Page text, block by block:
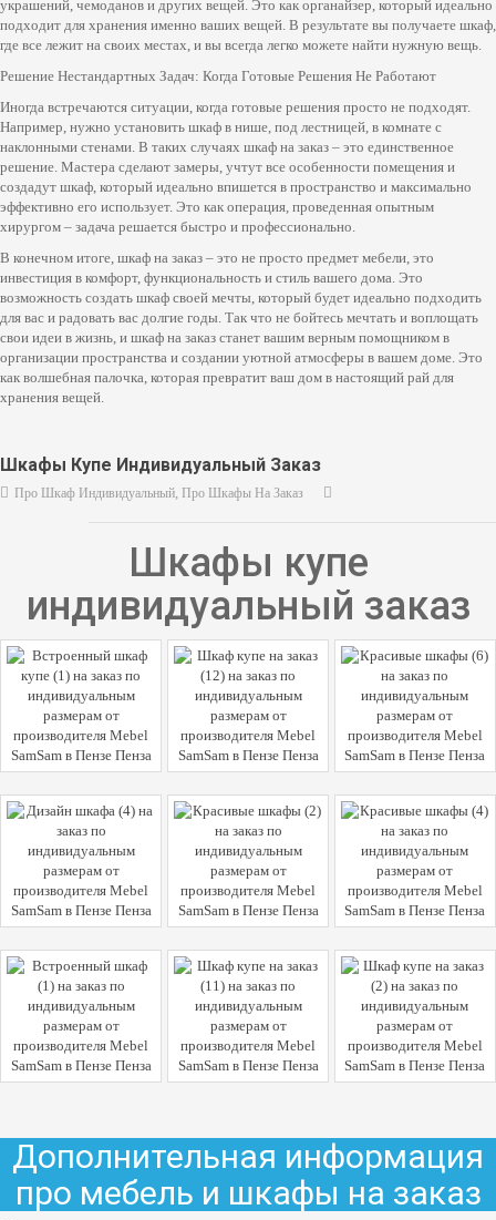
украшений, чемоданов и других вещей. Это как органайзер, который идеально
подходит для хранения именно ваших вещей. В результате вы получаете шкаф,
где все лежит на своих местах, и вы всегда легко можете найти нужную вещь.
Решение Нестандартных Задач: Когда Готовые Решения Не Работают
Иногда встречаются ситуации, когда готовые решения просто не подходят.
Например, нужно установить шкаф в нише, под лестницей, в комнате с
наклонными стенами. В таких случаях шкаф на заказ – это единственное
решение. Мастера сделают замеры, учтут все особенности помещения и
создадут шкаф, который идеально впишется в пространство и максимально
эффективно его использует. Это как операция, проведенная опытным
хирургом – задача решается быстро и профессионально.
В конечном итоге, шкаф на заказ – это не просто предмет мебели, это
инвестиция в комфорт, функциональность и стиль вашего дома. Это
возможность создать шкаф своей мечты, который будет идеально подходить
для вас и радовать вас долгие годы. Так что не бойтесь мечтать и воплощать
свои идеи в жизнь, и шкаф на заказ станет вашим верным помощником в
организации пространства и создании уютной атмосферы в вашем доме. Это
как волшебная палочка, которая превратит ваш дом в настоящий рай для
хранения вещей.
Шкафы Купе Индивидуальный Заказ
Про Шкаф Индивидуальный, Про Шкафы На Заказ
Шкафы купе
индивидуальный заказ
Дополнительная информация
про мебель и шкафы на заказ